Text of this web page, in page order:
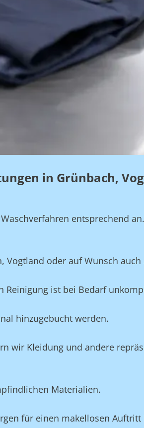
in Grünbach,
entsprechend
oder auf Wunsch
Reinigung ist bei Bedarf
hinzugebucht werden.
wir Kleidung und andere
Materialien.
für einen makellosen